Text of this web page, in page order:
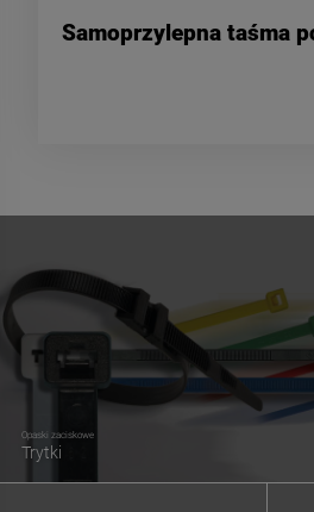
Samoprzylepna taśma
Opaski zaciskowe
Trytki